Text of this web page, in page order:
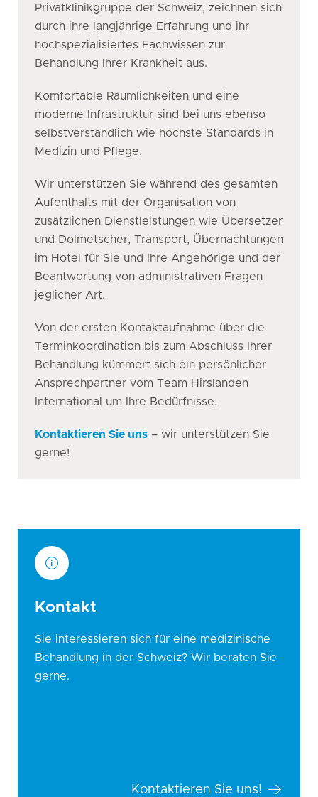
Privatklinikgruppe der Schweiz, zeichnen sich
durch ihre langjährige Erfahrung und ihr
hochspezialisiertes Fachwissen zur
Behandlung Ihrer Krankheit aus.
Komfortable Räumlichkeiten und eine
moderne Infrastruktur sind bei uns ebenso
selbstverständlich wie höchste Standards in
Medizin und Pflege.
Wir unterstützen Sie während des gesamten
Aufenthalts mit der Organisation von
zusätzlichen Dienstleistungen wie Übersetzer
und Dolmetscher, Transport, Übernachtungen
im Hotel für Sie und Ihre Angehörige und der
Beantwortung von administrativen Fragen
jeglicher Art.
Von der ersten Kontaktaufnahme über die
Terminkoordination bis zum Abschluss Ihrer
Behandlung kümmert sich ein persönlicher
Ansprechpartner vom Team Hirslanden
International um Ihre Bedürfnisse.
Kontaktieren Sie uns – wir unterstützen Sie
gerne!
Kontakt
Sie interessieren sich für eine medizinische
Behandlung in der Schweiz? Wir beraten Sie
gerne.
Kontaktieren Sie uns!